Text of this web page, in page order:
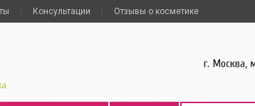
Консультации Отзывы о косметике
г. Москва,